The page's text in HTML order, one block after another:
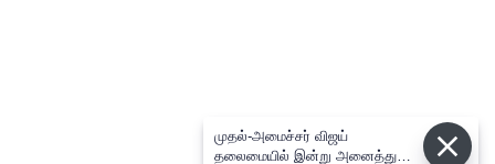
முதல்-அமைச்சர் விஜய்
தலைமையில் இன்று அனைத்து